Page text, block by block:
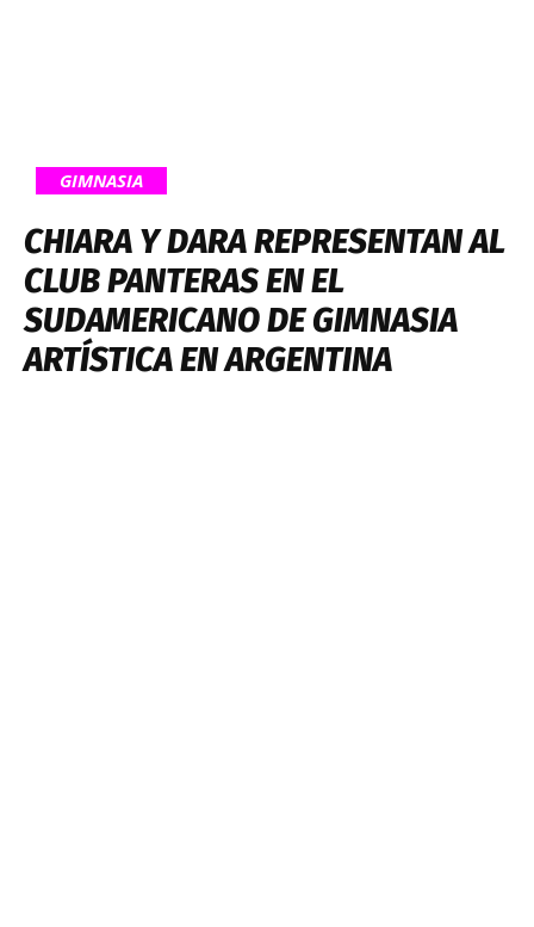
GIMNASIA
CHIARA Y DARA REPRESENTAN AL
CLUB PANTERAS EN EL
SUDAMERICANO DE GIMNASIA
ARTÍSTICA EN ARGENTINA